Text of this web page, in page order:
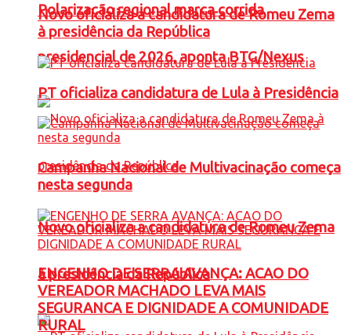
Polarização regional marca corrida
presidencial de 2026, aponta BTG/Nexus
Novo oficializa a candidatura de Romeu Zema
à presidência da República
Novo oficializa a candidatura de Romeu Zema
à presidência da República
PT oficializa candidatura de Lula à Presidência
Campanha Nacional de Multivacinação começa
nesta segunda
ENGENHO DE SERRA AVANÇA: ACAO DO
VEREADOR MACHADO LEVA MAIS
SEGURANCA E DIGNIDADE A COMUNIDADE
RURAL